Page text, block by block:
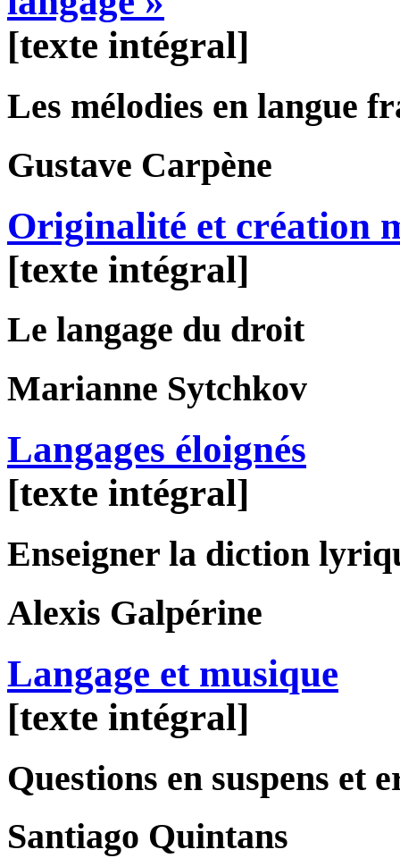
[texte intégral]
Les mélodies en langue
Gustave Carpène
Originalité et création
[texte intégral]
Le langage du droit
Marianne Sytchkov
Langages éloignés
[texte intégral]
Enseigner la diction
Alexis Galpérine
Langage et musique
[texte intégral]
Questions en suspens et
Santiago Quintans